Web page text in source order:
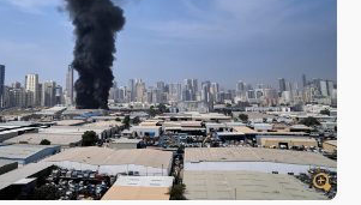
特展第2檔！今線上預約開賣一度塞車
晚上7時
利渡假村！東檢抗告成功 今重開羈
颱白海豚雨彈轟3天 「紅到發紫」降